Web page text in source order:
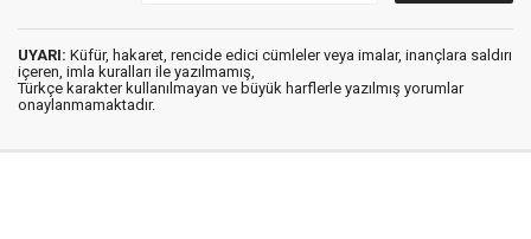
UYARI: Küfür, hakaret, rencide edici cümleler veya imalar, inançlara saldırı
içeren, imla kuralları ile yazılmamış,
Türkçe karakter kullanılmayan ve büyük harflerle yazılmış yorumlar
onaylanmamaktadır.